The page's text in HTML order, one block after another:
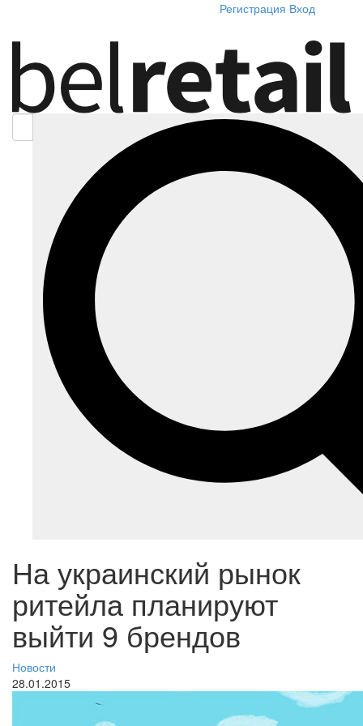
Регистрация Вход
На украинский рынок
ритейла планируют
выйти 9 брендов
Новости
28.01.2015